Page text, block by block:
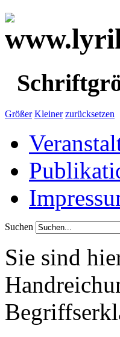
Größer Kleiner zurücksetzen
Suchen
Sie sind